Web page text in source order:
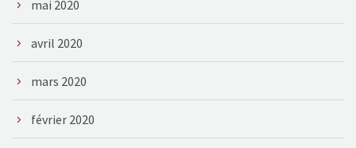
mai 2020
avril 2020
mars 2020
février 2020